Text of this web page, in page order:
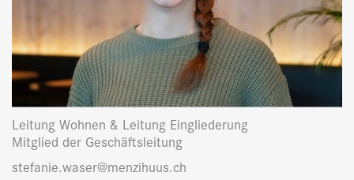
Leitung Wohnen & Leitung Eingliederung
Mitglied der Geschäftsleitung
stefanie.waser@menzihuus.ch